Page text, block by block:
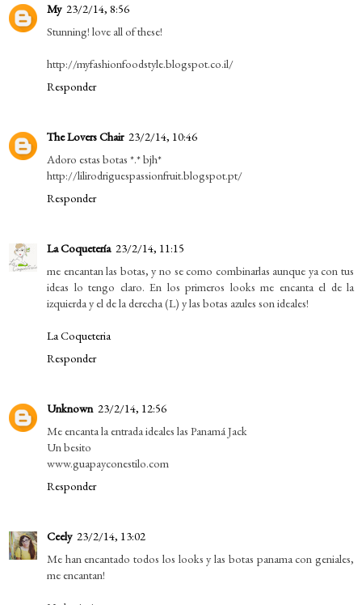
My 23/2/14, 8:56
Stunning! love all of these!
http://myfashionfoodstyle.blogspot.co.il/
Responder
The Lovers Chair 23/2/14, 10:46
Adoro estas botas *.* bjh*
http://lilirodriguespassionfruit.blogspot.pt/
Responder
La Coquetería 23/2/14, 11:15
me encantan las botas, y no se como combinarlas aunque ya con tus
ideas lo tengo claro. En los primeros looks me encanta el de la
izquierda y el de la derecha (L) y las botas azules son ideales!
La Coqueteria
Responder
Unknown 23/2/14, 12:56
Me encanta la entrada ideales las Panamá Jack
Un besito
www.guapayconestilo.com
Responder
Ceely 23/2/14, 13:02
Me han encantado todos los looks y las botas panama con geniales,
me encantan!